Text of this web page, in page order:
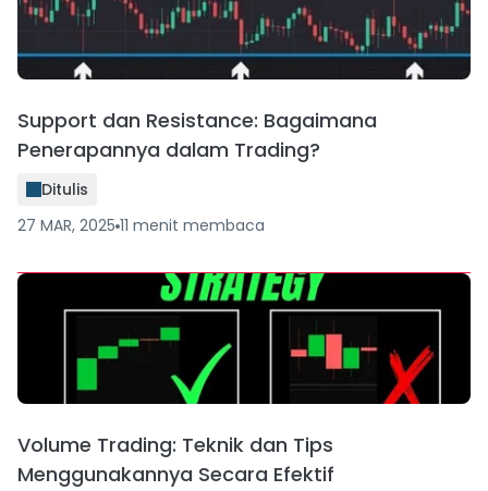
Support dan Resistance: Bagaimana
Penerapannya dalam Trading?
Ditulis
27 MAR, 2025 11 menit membaca
Volume Trading: Teknik dan Tips
Menggunakannya Secara Efektif